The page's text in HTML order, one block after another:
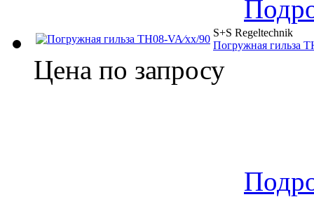
S+S Regeltechnik
Погружная гильза
Цена по запросу